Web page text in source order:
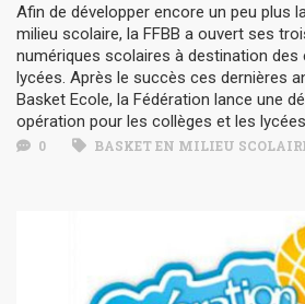
Afin de développer encore un peu plus
milieu scolaire, la FFBB a ouvert ses
numériques scolaires à destination des
lycées. Après le succès ces dernières
Basket Ecole, la Fédération lance une
opération pour les collèges et les
0 BASKET EN MILIEU